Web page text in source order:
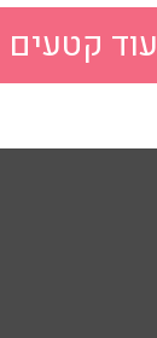
עוד קטעים